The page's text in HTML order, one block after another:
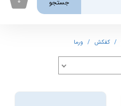
جستجو
کفکش ورما